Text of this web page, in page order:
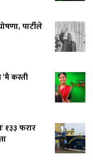
पार्टीले
कस्ती
१३३ फरार